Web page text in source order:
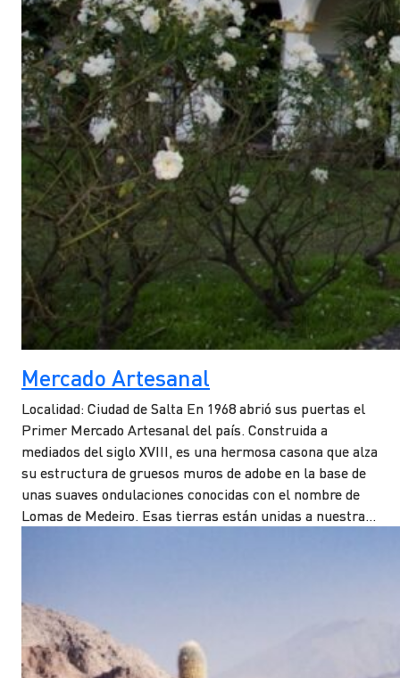
Mercado Artesanal
Localidad: Ciudad de Salta En 1968 abrió sus puertas el
Primer Mercado Artesanal del país. Construida a
mediados del siglo XVIII, es una hermosa casona que alza
su estructura de gruesos muros de adobe en la base de
unas suaves ondulaciones conocidas con el nombre de
Lomas de Medeiro. Esas tierras están unidas a nuestra…